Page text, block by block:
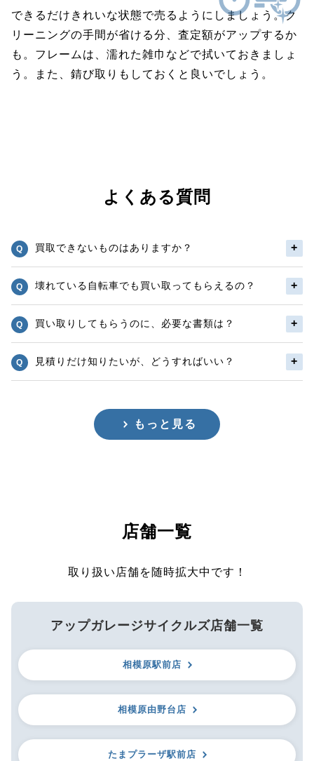
できるだけきれいな状態で売るようにしましょう。ク
リーニングの手間が省ける分、査定額がアップするか
も。フレームは、濡れた雑巾などで拭いておきましょ
う。また、錆び取りもしておくと良いでしょう。
よくある質問
買取できないものはありますか？
壊れている自転車でも買い取ってもらえるの？
買い取りしてもらうのに、必要な書類は？
見積りだけ知りたいが、どうすればいい？
もっと見る
店舗一覧
取り扱い店舗を随時拡大中です！
アップガレージサイクルズ店舗一覧
相模原駅前店
相模原由野台店
たまプラーザ駅前店